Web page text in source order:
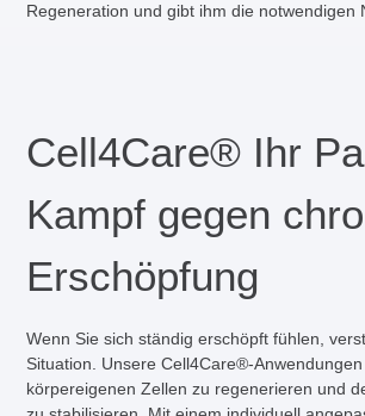
Regeneration und gibt ihm die notwendigen
Cell4Care® Ihr
Kampf gegen
Erschöpfung
Wenn Sie sich ständig erschöpft fühlen,
Situation. Unsere Cell4Care®-
körpereigenen Zellen zu regenerieren und